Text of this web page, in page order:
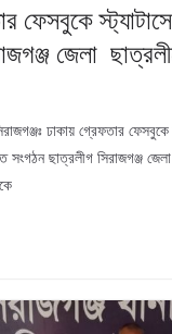
ফেসবুকে
জেলা
ঢাকায় গ্রেফতার ফেসবুকে
সংগঠন ছাত্রলীগ সিরাজগঞ্জ